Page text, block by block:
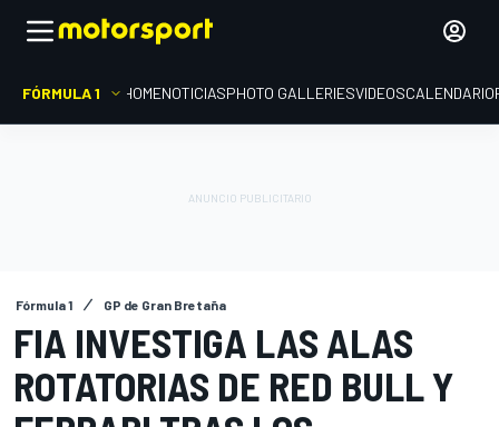
FÓRMULA 1 HOMENOTICIASPHOTO GALLERIESVIDEOSCALENDARIO
Fórmula 1 GP de Gran Bretaña
FIA INVESTIGA LAS ALAS
ROTATORIAS DE RED BULL Y